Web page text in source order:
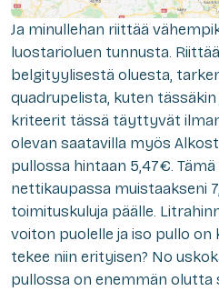
Ja minullehan riittää
luostarioluen tunnusta.
belgityylisestä oluesta,
quadrupelista, kuten
kriteerit tässä täyttyvät
olevan saatavilla myös
pullossa hintaan 5,47€.
nettikaupassa muistaakseni
toimituskuluja päälle.
voiton puolelle ja iso pullo on
tekee niin erityisen? No
pullossa on enemmän olutta